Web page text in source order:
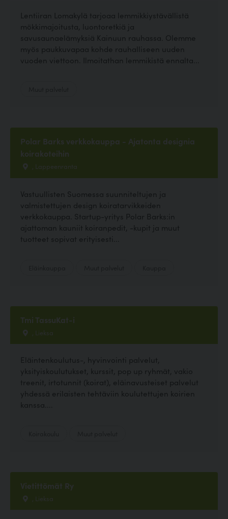
Lentiiran Lomakylä tarjoaa lemmikkiystävällistä
mökkimajoitusta, luontoretkiä ja
savusaunaelämyksiä Kainuun rauhassa. Olemme
myös paukkuvapaa kohde rauhalliseen uuden
vuoden viettoon. Ilmoitathan lemmikistä ennalta...
Polar Barks verkkokauppa - Ajatonta designia
koirakoteihin
, Lappeenranta
Vastuullisten Suomessa suunniteltujen ja
valmistettujen design koiratarvikkeiden
verkkokauppa. Startup-yritys Polar Barks:in
ajattoman kauniit koiranpedit, -kupit ja muut
tuotteet sopivat erityisesti...
Tmi TassuKat-i
, Lieksa
Eläintenkoulutus-, hyvinvointi palvelut,
yksityiskoulutukset, kurssit, pop up ryhmät, vakio
treenit, irtotunnit (koirat), eläinavusteiset palvelut
yhdessä erilaisten tehtäviin koulutettujen koirien
kanssa....
Vietittömät Ry
, Lieksa